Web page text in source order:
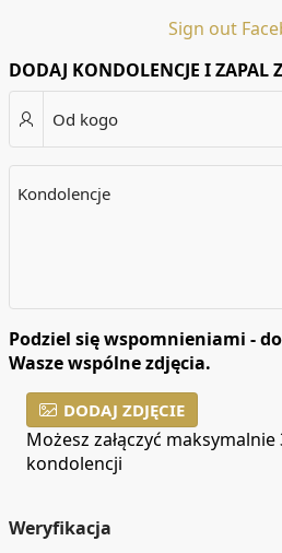
Sign out
DODAJ KONDOLENCJE I ZAPAL
Od kogo
Kondolencje
Podziel się wspomnieniami -
Wasze wspólne zdjęcia.
DODAJ ZDJĘCIE
Możesz załączyć
kondolencji
Weryfikacja